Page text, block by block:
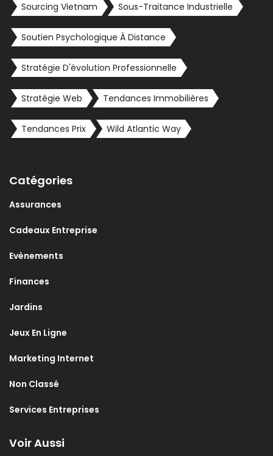
Sourcing Vietnam Sous-Traitance Industrielle
Soutien Psychologique À Distance
Stratégie D'évolution Professionnelle
Stratégie Web Tendances Immobilières
Tendances Prix Wild Atlantic Way
Catégories
Assurances
Cadeaux Entreprise
Evènements
Finances
Jardins
Jeux En Ligne
Marketing Internet
Non Classé
Services Entreprises
Voir Aussi